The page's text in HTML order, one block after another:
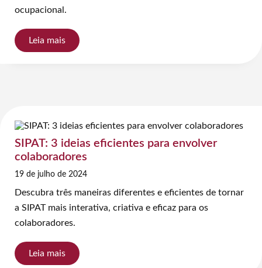
ocupacional.
Leia mais
SIPAT: 3 ideias eficientes para envolver
colaboradores
19 de julho de 2024
Descubra três maneiras diferentes e eficientes de tornar
a SIPAT mais interativa, criativa e eficaz para os
colaboradores.
Leia mais